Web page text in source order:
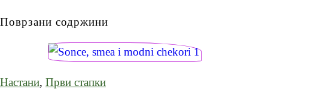
Поврзани содржини
Настани, Први стапки